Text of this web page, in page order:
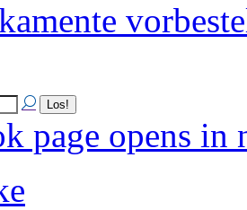
page opens